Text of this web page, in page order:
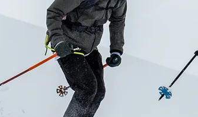
RECHERCHES
Skis freeride